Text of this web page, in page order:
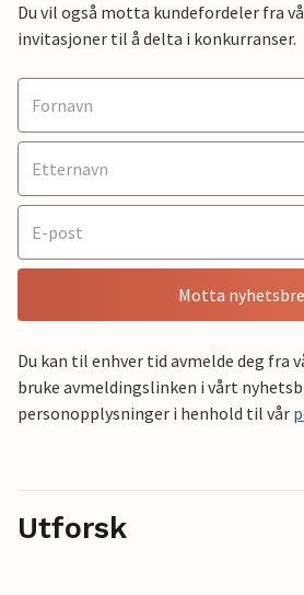
Du vil også motta kundefordeler fra
invitasjoner til å delta i konkurranser.
Motta
Du kan til enhver tid avmelde deg fra
bruke avmeldingslinken i vårt
personopplysninger i henhold til vår
Utforsk